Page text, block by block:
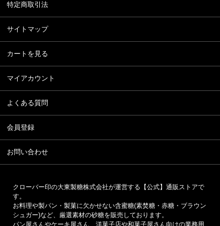
特定商取引法
サイトマップ
カートを見る
マイアカウント
よくある質問
会員登録
お問い合わせ
クローバー印の大東製糖株式会社が運営する【公式】通販ストアで
す。
お料理や製パン・製菓に欠かせない含蜜糖(素焚糖・赤糖・ブラウン
シュガー)など、厳選素材の砂糖を販売しております。
パン屋さんやケーキ屋さん、洋菓子店や和菓子屋さん向けの業務用